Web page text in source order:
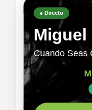
● Directo
Miguel
Cuando Seas